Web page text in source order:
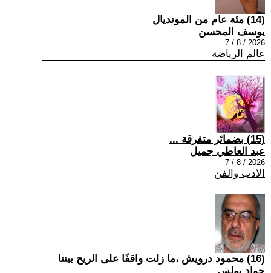
(14) مئة عام من المونديال
يوسف المحسن
2026 / 8 / 7
عالم الرياضة
(15) بضمائر متفرقة ...
عبد العاطي جميل
2026 / 8 / 7
الادب والفن
(16) محمود درويش ،ما زلت واقفًا على الريح بيننا